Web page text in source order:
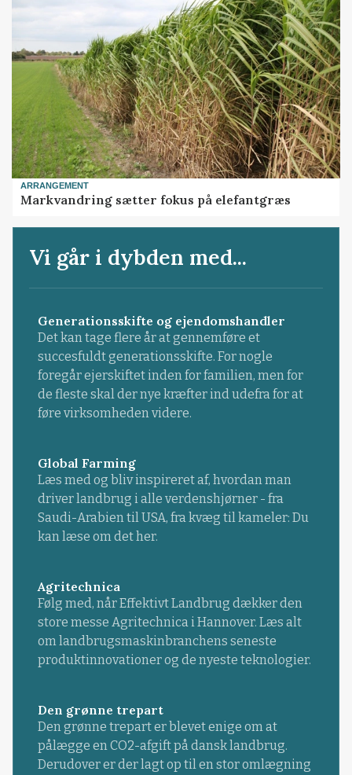
ARRANGEMENT
Markvandring sætter fokus på elefantgræs
Vi går i dybden med...
Generationsskifte og ejendomshandler
Det kan tage flere år at gennemføre et
succesfuldt generationsskifte. For nogle
foregår ejerskiftet inden for familien, men for
de fleste skal der nye kræfter ind udefra for at
føre virksomheden videre.
Global Farming
Læs med og bliv inspireret af, hvordan man
driver landbrug i alle verdenshjørner - fra
Saudi-Arabien til USA, fra kvæg til kameler: Du
kan læse om det her.
Agritechnica
Følg med, når Effektivt Landbrug dækker den
store messe Agritechnica i Hannover. Læs alt
om landbrugsmaskinbranchens seneste
produktinnovationer og de nyeste teknologier.
Den grønne trepart
Den grønne trepart er blevet enige om at
pålægge en CO2-afgift på dansk landbrug.
Derudover er der lagt op til en stor omlægning